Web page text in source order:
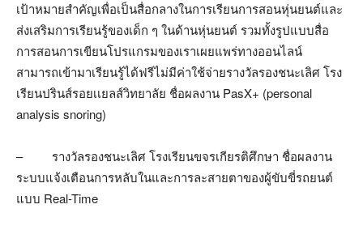
เป้าหมายสำคัญเพื่อเป็นสื่อกลางในการเรียนการสอนหุ่นยนต์และ
ส่งเสริมการเรียนรู้ของเด็ก ๆ ในด้านหุ่นยนต์ รวมทั้งรูปแบบสื่อ
การสอนการเขียนโปรแกรมของเราเผยแพร่ทางออนไลน์
สามารถเข้ามาเรียนรู้ได้ฟรีไม่มีค่าใช้จ่ายรางวัลรองชนะเลิศ โรง
เรียนปรินส์รอยเเยลส์วิทยาลัย ชื่อผลงาน PasX+ (personal
analysis snoring)
– รางวัลรองชนะเลิศ โรงเรียนขจรเกียรติศึกษา ชื่อผลงาน
ระบบแจ้งเตือนการหลับในและการละสายตาของผู้ขับขี่รถยนต์
แบบ Real-Time